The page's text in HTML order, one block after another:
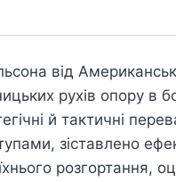
від
рухів опору в
й тактичні
зіставлено
розгортання,